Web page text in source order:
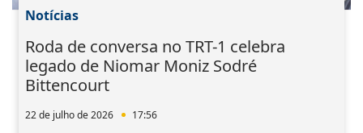
Notícias
Roda de conversa no TRT-1 celebra
legado de Niomar Moniz Sodré
Bittencourt
22 de julho de 2026 17:56